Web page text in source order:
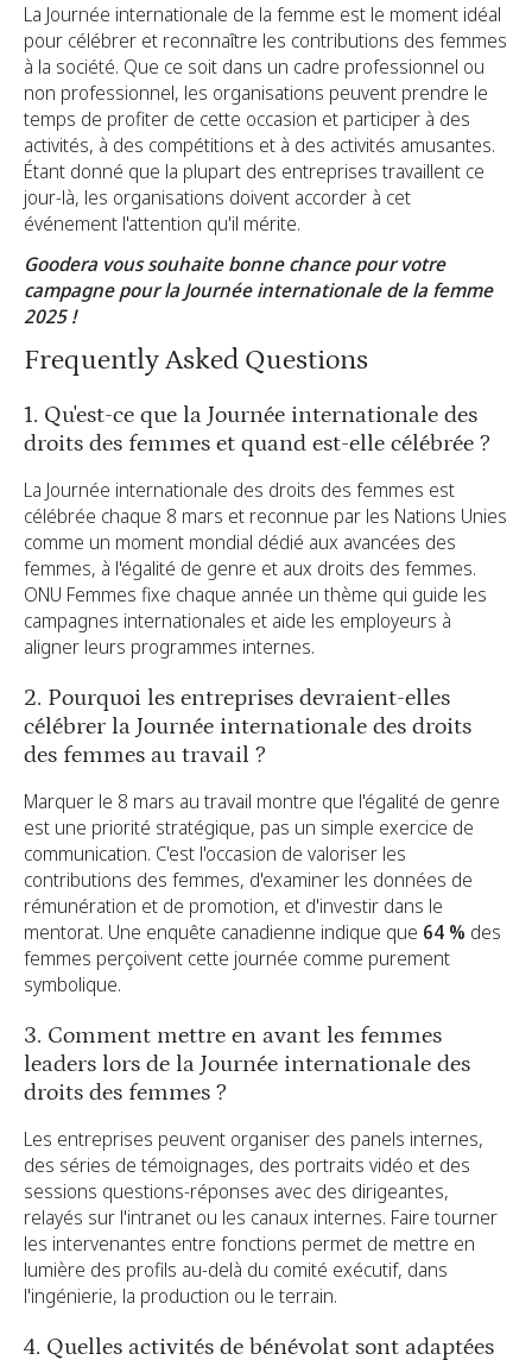
La Journée internationale de la femme est le moment idéal
pour célébrer et reconnaître les contributions des femmes
à la société. Que ce soit dans un cadre professionnel ou
non professionnel, les organisations peuvent prendre le
temps de profiter de cette occasion et participer à des
activités, à des compétitions et à des activités amusantes.
Étant donné que la plupart des entreprises travaillent ce
jour-là, les organisations doivent accorder à cet
événement l'attention qu'il mérite.
Goodera vous souhaite bonne chance pour votre
campagne pour la Journée internationale de la femme
2025 !
Frequently Asked Questions
1. Qu'est-ce que la Journée internationale des
droits des femmes et quand est-elle célébrée ?
La Journée internationale des droits des femmes est
célébrée chaque 8 mars et reconnue par les Nations Unies
comme un moment mondial dédié aux avancées des
femmes, à l'égalité de genre et aux droits des femmes.
ONU Femmes fixe chaque année un thème qui guide les
campagnes internationales et aide les employeurs à
aligner leurs programmes internes.
2. Pourquoi les entreprises devraient-elles
célébrer la Journée internationale des droits
des femmes au travail ?
Marquer le 8 mars au travail montre que l'égalité de genre
est une priorité stratégique, pas un simple exercice de
communication. C'est l'occasion de valoriser les
contributions des femmes, d'examiner les données de
rémunération et de promotion, et d'investir dans le
mentorat. Une enquête canadienne indique que 64 % des
femmes perçoivent cette journée comme purement
symbolique.
3. Comment mettre en avant les femmes
leaders lors de la Journée internationale des
droits des femmes ?
Les entreprises peuvent organiser des panels internes,
des séries de témoignages, des portraits vidéo et des
sessions questions-réponses avec des dirigeantes,
relayés sur l'intranet ou les canaux internes. Faire tourner
les intervenantes entre fonctions permet de mettre en
lumière des profils au-delà du comité exécutif, dans
l'ingénierie, la production ou le terrain.
4. Quelles activités de bénévolat sont adaptées